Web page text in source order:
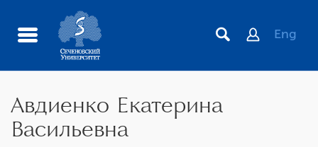
Eng
Авдиенко Екатерина
Васильевна